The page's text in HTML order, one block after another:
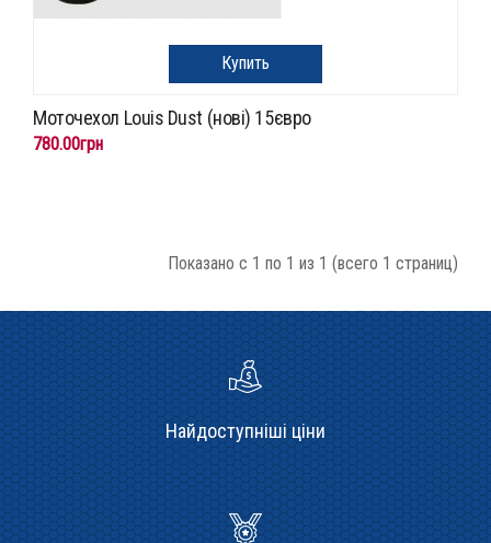
Купить
Моточехол Louis Dust (нові) 15євро
780.00грн
Показано с 1 по 1 из 1 (всего 1 страниц)
Найдоступніші ціни